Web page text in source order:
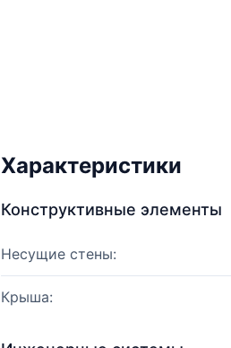
Характеристики
Конструктивные элементы
Несущие стены:
Крыша: